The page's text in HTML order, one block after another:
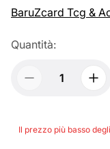
BaruZcard Tcg &
Quantità:
Il prezzo più basso